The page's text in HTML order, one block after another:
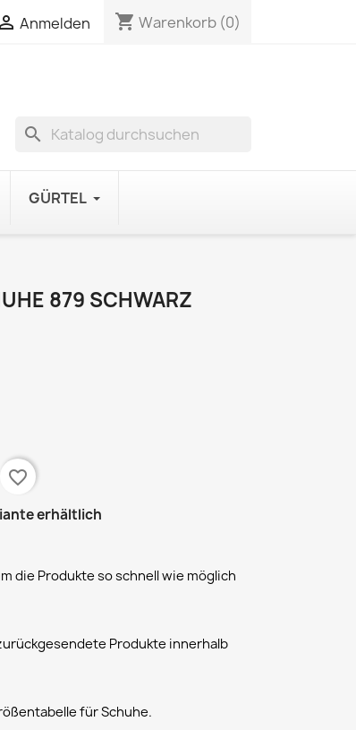
 Anmelden shopping_cart Warenkorb (0)
search
GÜRTEL
879 SCHWARZ
favorite_border
erhältlich
die Produkte so schnell wie möglich
Produkte innerhalb
für Schuhe.